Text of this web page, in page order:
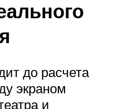
до расчета
экраном
и